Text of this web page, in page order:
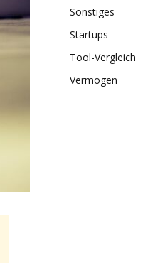
Sonstiges
Startups
Tool-Vergleich
Vermögen